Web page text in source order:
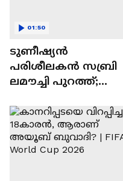
ടുണീഷ്യൻ
പരിശീലകൻ സബ്രി
ലമൗച്ചി പുറത്ത്;
സ്ഥാനം
നഷ്ടമാകുന്ന
നാലാമത്തെ
പരിശീലകൻ
01:50